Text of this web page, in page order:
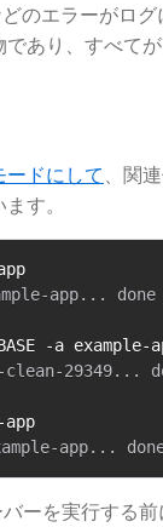
どのエラーがロ
あり、すべて
ドにして、関
す。
app... done
-a example-
29349...
ーを実行する